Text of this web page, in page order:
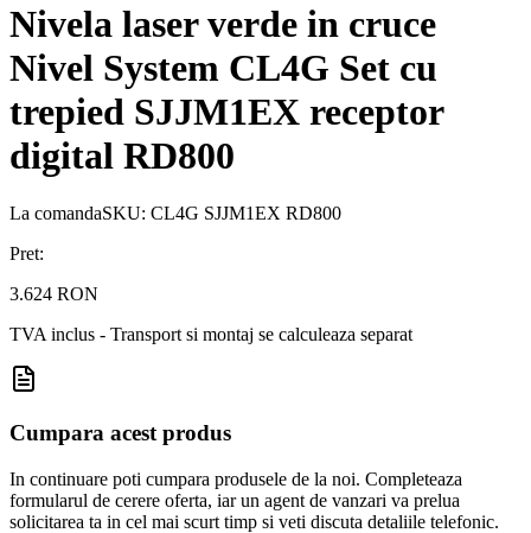
Nivela laser verde in cruce
Nivel System CL4G Set cu
trepied SJJM1EX receptor
digital RD800
La comandaSKU: CL4G SJJM1EX RD800
Pret:
3.624 RON
TVA inclus - Transport si montaj se calculeaza separat
Cumpara acest produs
In continuare poti cumpara produsele de la noi. Completeaza
formularul de cerere oferta, iar un agent de vanzari va prelua
solicitarea ta in cel mai scurt timp si veti discuta detaliile telefonic.